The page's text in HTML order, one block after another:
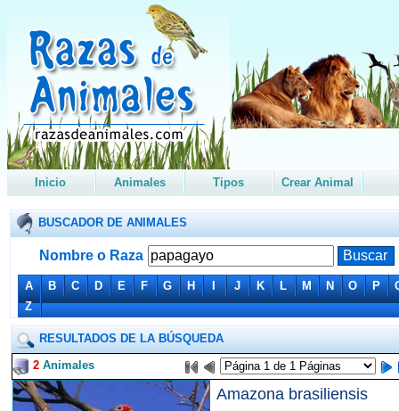
Inicio Animales Tipos Crear Animal
BUSCADOR DE ANIMALES
Nombre o Raza
A B C D E F G H I J K L M N O P
Z
RESULTADOS DE LA BÚSQUEDA
2 Animales
Amazona brasiliensis